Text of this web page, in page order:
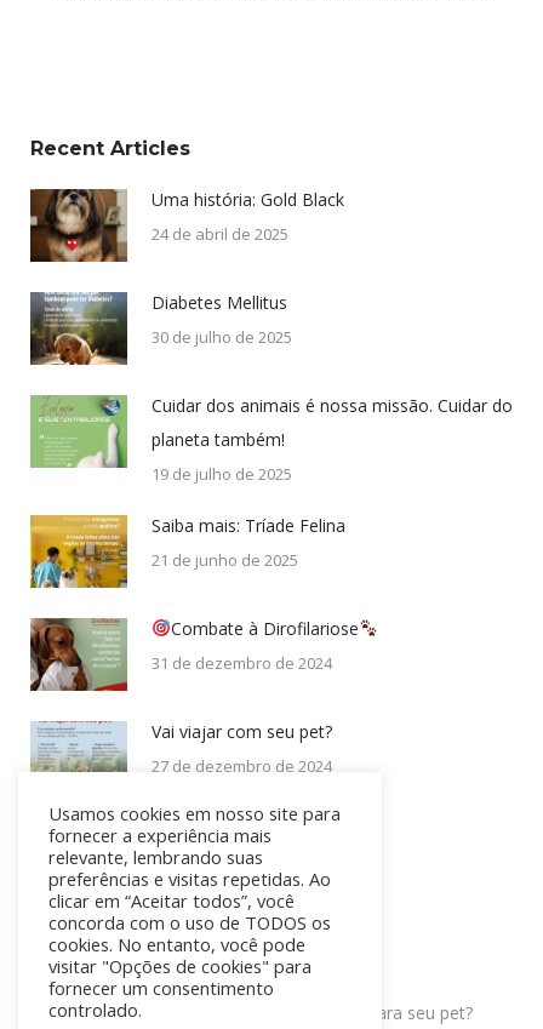
Recent Articles
Uma história: Gold Black
24 de abril de 2025
Diabetes Mellitus
30 de julho de 2025
Cuidar dos animais é nossa missão. Cuidar do
planeta também!
19 de julho de 2025
Saiba mais: Tríade Felina
21 de junho de 2025
Combate à Dirofilariose
31 de dezembro de 2024
Vai viajar com seu pet?
27 de dezembro de 2024
Comentários
MariemUma história: Gold Black
igorem100k Pacientes
igoremQual a frequência de banhos ideal para seu pet?
Usamos cookies em nosso site para
fornecer a experiência mais
relevante, lembrando suas
preferências e visitas repetidas. Ao
clicar em “Aceitar todos”, você
concorda com o uso de TODOS os
cookies. No entanto, você pode
visitar "Opções de cookies" para
fornecer um consentimento
controlado.